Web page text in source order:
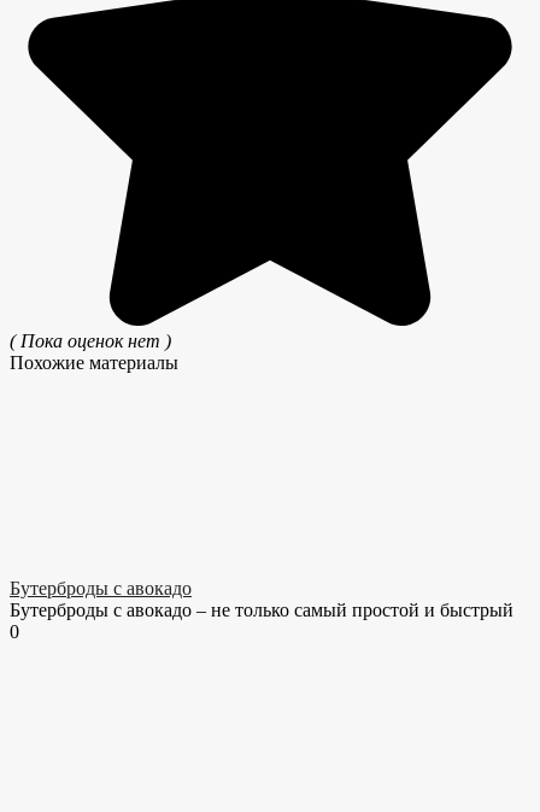
( Пока оценок нет )
Похожие материалы
Бутерброды с авокадо
Бутерброды с авокадо – не только самый простой и быстрый
0